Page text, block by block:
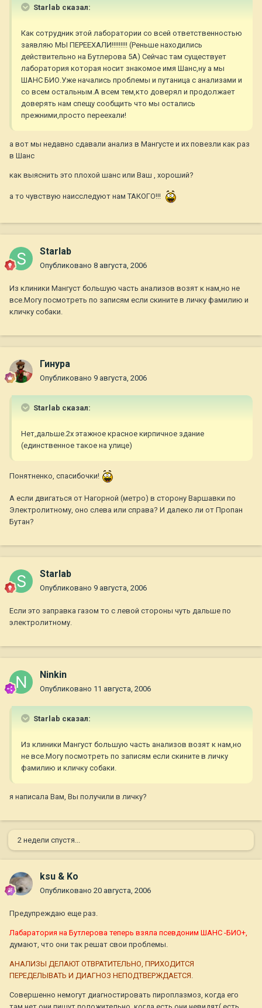
Starlab сказал:
Как сотрудник этой лаборатории со всей ответственностью
заявляю МЫ ПЕРЕЕХАЛИ!!!!!!!!! (Реньше находились
действительно на Бутлерова 5А) Сейчас там существует
лаборатория которая носит знакомое имя Шанс,ну а мы
ШАНС БИО.Уже начались проблемы и путаница с анализами и
со всем остальным.А всем тем,кто доверял и продолжает
доверять нам спещу сообщить что мы остались
прежними,просто переехали!
а вот мы недавно сдавали анализ в Мангусте и их повезли как раз
в Шанс
как выяснить это плохой шанс или Ваш , хороший?
а то чувствую наисследуют нам ТАКОГО!!!
Starlab
Опубликовано 8 августа, 2006
Из клиники Мангуст большую часть анализов возят к нам,но не
все.Могу посмотреть по записям если скините в личку фамилию и
кличку собаки.
Гинура
Опубликовано 9 августа, 2006
Starlab сказал:
Нет,дальше.2х этажное красное кирпичное здание
(единственное такое на улице)
Понятненко, спасибочки!
А если двигаться от Нагорной (метро) в сторону Варшавки по
Электролитному, оно слева или справа? И далеко ли от Пропан
Бутан?
Starlab
Опубликовано 9 августа, 2006
Если это заправка газом то с левой стороны чуть дальше по
электролитному.
Ninkin
Опубликовано 11 августа, 2006
Starlab сказал:
Из клиники Мангуст большую часть анализов возят к нам,но
не все.Могу посмотреть по записям если скините в личку
фамилию и кличку собаки.
я написала Вам, Вы получили в личку?
2 недели спустя...
ksu & Ko
Опубликовано 20 августа, 2006
Предупреждаю еще раз.
Лабаратория на Бутлерова теперь взяла псевдоним ШАНС -БИО+,
думают, что они так решат свои проблемы.
АНАЛИЗЫ ДЕЛАЮТ ОТВРАТИТЕЛЬНО, ПРИХОДИТСЯ
ПЕРЕДЕЛЫВАТЬ И ДИАГНОЗ НЕПОДТВЕРЖДАЕТСЯ.
Совершенно немогут диагностировать пироплазмоз, когда его